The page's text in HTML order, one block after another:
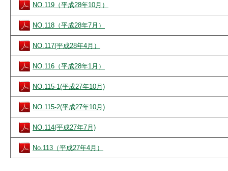
NO.119（平成28年10月）
NO.118（平成28年7月）
NO.117(平成28年4月）
NO.116（平成28年1月）
NO.115-1(平成27年10月)
NO.115-2(平成27年10月)
NO.114(平成27年7月)
No.113（平成27年4月）